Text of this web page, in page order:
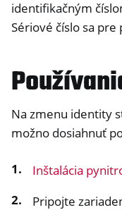
navigation of
navigation of
navigation of
navigation of
identifikačným
Sériové číslo sa
Na zmenu identity
možno dosiahnuť
Inštalácia
Pripojte